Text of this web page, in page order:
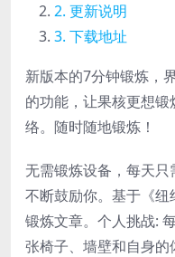
更新说明
下载地址
新版本的7分钟锻炼，
的功能，让果核更想
络。随时随地锻炼！
无需锻炼设备，每天
不断鼓励你。基于《
锻炼文章。个人挑战:
张椅子、墙壁和自身